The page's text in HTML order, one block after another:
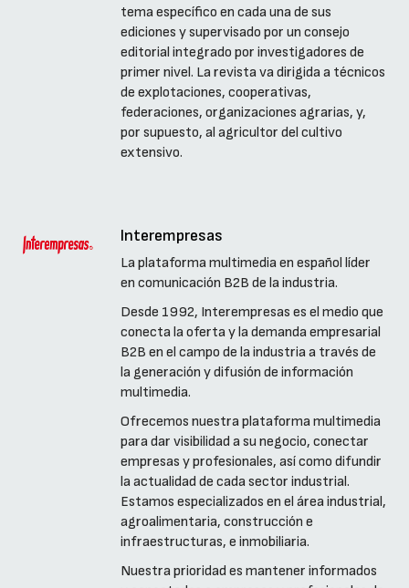
tema específico en cada una de sus
ediciones y supervisado por un consejo
editorial integrado por investigadores de
primer nivel. La revista va dirigida a técnicos
de explotaciones, cooperativas,
federaciones, organizaciones agrarias, y,
por supuesto, al agricultor del cultivo
extensivo.
Interempresas
La plataforma multimedia en español líder
en comunicación B2B de la industria.
Desde 1992, Interempresas es el medio que
conecta la oferta y la demanda empresarial
B2B en el campo de la industria a través de
la generación y difusión de información
multimedia.
Ofrecemos nuestra plataforma multimedia
para dar visibilidad a su negocio, conectar
empresas y profesionales, así como difundir
la actualidad de cada sector industrial.
Estamos especializados en el área industrial,
agroalimentaria, construcción e
infraestructuras, e inmobiliaria.
Nuestra prioridad es mantener informados